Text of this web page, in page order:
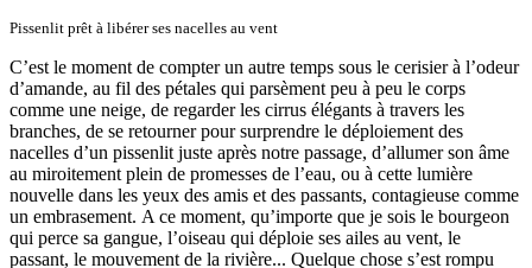
Pissenlit prêt à libérer ses nacelles au vent
C’est le moment de compter un autre temps sous le cerisier à l’odeur
d’amande, au fil des pétales qui parsèment peu à peu le corps
comme une neige, de regarder les cirrus élégants à travers les
branches, de se retourner pour surprendre le déploiement des
nacelles d’un pissenlit juste après notre passage, d’allumer son âme
au miroitement plein de promesses de l’eau, ou à cette lumière
nouvelle dans les yeux des amis et des passants, contagieuse comme
un embrasement. A ce moment, qu’importe que je sois le bourgeon
qui perce sa gangue, l’oiseau qui déploie ses ailes au vent, le
passant, le mouvement de la rivière... Quelque chose s’est rompu